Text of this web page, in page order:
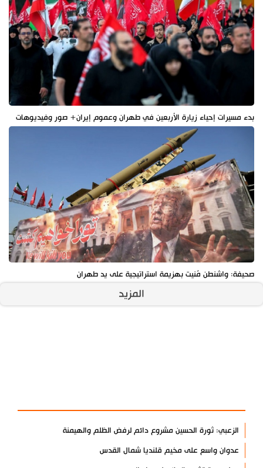
بدء مسيرات إحياء زيارة الأربعين في طهران وعموم إيران+ صور وفيديوهات
صحيفة: واشنطن مُنيت بهزيمة استراتيجية على يد طهران
المزيد
الزعبي: ثورة الحسين مشروع دائم لرفض الظلم والهيمنة
عدوان واسع على مخيم قلنديا شمال القدس